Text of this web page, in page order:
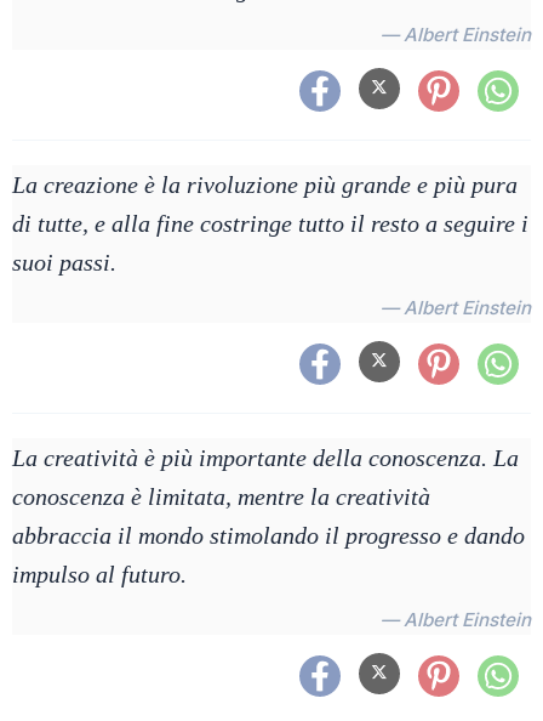
— Albert Einstein
La creazione è la rivoluzione più grande e più pura
di tutte, e alla fine costringe tutto il resto a seguire i
suoi passi.
— Albert Einstein
La creatività è più importante della conoscenza. La
conoscenza è limitata, mentre la creatività
abbraccia il mondo stimolando il progresso e dando
impulso al futuro.
— Albert Einstein